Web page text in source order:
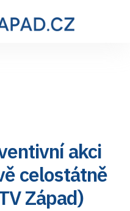
akci
celostátně
Západ)